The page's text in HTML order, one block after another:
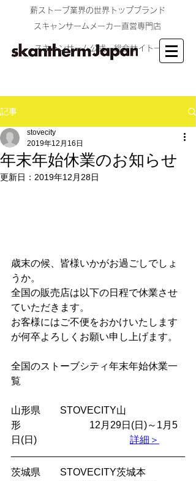
​薪ストーブ業界の世界トップブランド
​スキャンサームメーカー直営専門店
スキャンサーム公式 総合サイト→
記事
年末年始休業のお知らせ
stovecity
2019年12月16日
更新日： 2019年12月28日
歳末の候、皆様いかがお過ごしでしょ
うか。
全国の販売店は以下の日程で休業させ
ていただきます。
お客様にはご不便をおかけいたします
が何卒よろしくお願い申し上げます。
全国のストーブシティ年末年始休業一
覧
山形県　　STOVECITY山
形　　　　　　　12月29日(日)～1月5
日(日) 詳細＞
茨城県　　STOVECITY茨城本